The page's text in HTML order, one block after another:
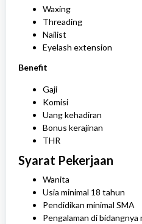
Waxing
Threading
Nailist
Eyelash extension
Benefit
Gaji
Komisi
Uang kehadiran
Bonus kerajinan
THR
Syarat Pekerjaan
Wanita
Usia minimal 18 tahun
Pendidikan minimal SMA
Pengalaman di bidangnya